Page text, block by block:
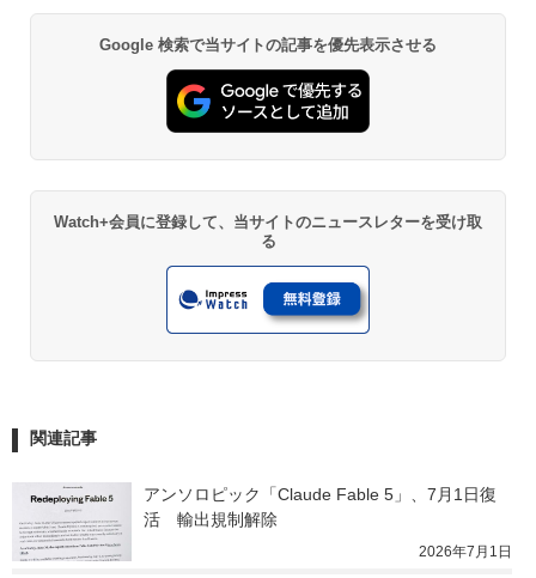
Google 検索で当サイトの記事を優先表示させる
Watch+会員に登録して、当サイトのニュースレターを受け取
る
関連記事
アンソロピック「Claude Fable 5」、7月1日復
活　輸出規制解除
2026年7月1日